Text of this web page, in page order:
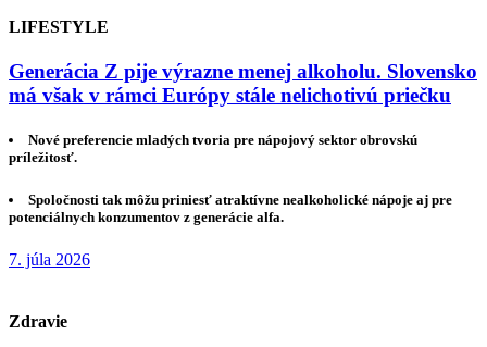
LIFESTYLE
Generácia Z pije výrazne menej alkoholu. Slovensko
má však v rámci Európy stále nelichotivú priečku
Nové preferencie mladých tvoria pre nápojový sektor obrovskú
príležitosť.
Spoločnosti tak môžu priniesť atraktívne nealkoholické nápoje aj pre
potenciálnych konzumentov z generácie alfa.
7. júla 2026
Zdravie